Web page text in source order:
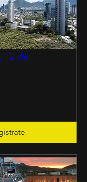
12 de